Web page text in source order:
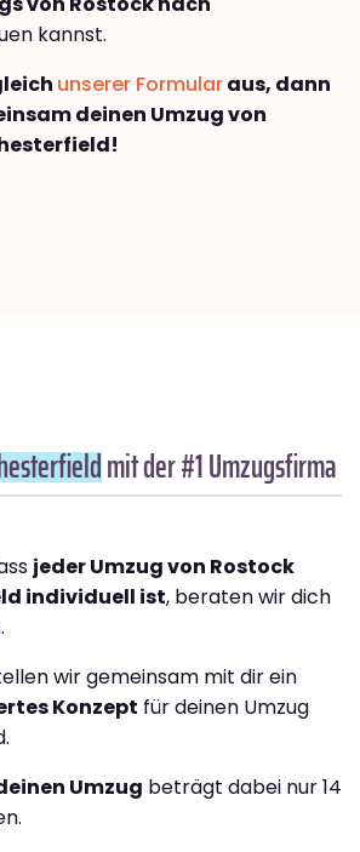
kannst.
unserer Formularaus, dann
deinen Umzug von
mit der #1 Umzugsfirma
jeder Umzug von Rostock
individuell ist, beraten wir dich
wir gemeinsam mit dir ein
Konzept für deinen Umzug
Umzug beträgt dabei nur 14